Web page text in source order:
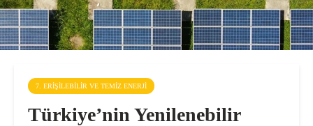
7. ERIŞILEBILIR VE TEMIZ ENERJI
Türkiye’nin Yenilenebilir